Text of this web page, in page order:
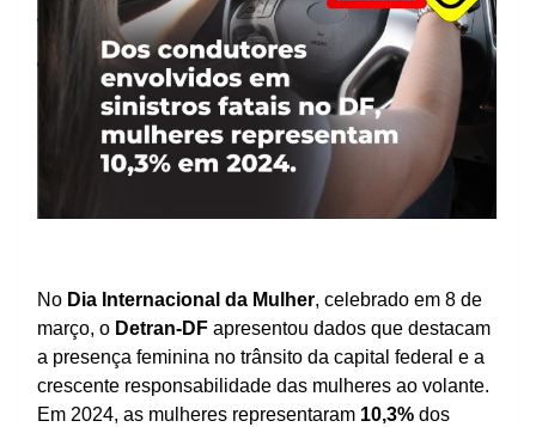
No Dia Internacional da Mulher, celebrado em 8 de
março, o Detran-DF apresentou dados que destacam
a presença feminina no trânsito da capital federal e a
crescente responsabilidade das mulheres ao volante.
Em 2024, as mulheres representaram 10,3% dos